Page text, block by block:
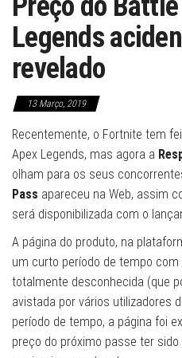
Legends
revelado
13 Março, 2019
Recentemente, o Fortnite tem
Apex Legends, mas agora a
olham para os seus
Pass apareceu na Web, assim
será disponibilizada com o
A página do produto, na
um curto período de tempo
totalmente desconhecida (que
avistada por vários utilizadores
período de tempo, a página foi
preço do próximo passe ter